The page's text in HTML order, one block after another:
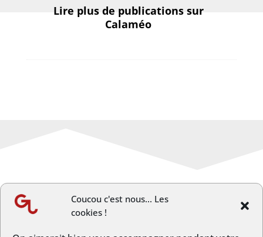
Coucou c'est nous... Les
cookies !
Lire plus de publications sur
Calaméo
Article précèdent